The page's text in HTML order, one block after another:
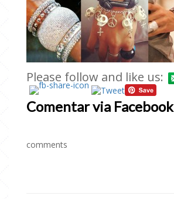
Please follow and like us:
Comentar via Facebook
comments